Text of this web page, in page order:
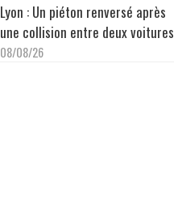
Lyon : Un piéton renversé après
une collision entre deux voitures
08/08/26